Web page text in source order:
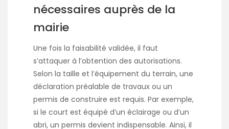
nécessaires auprès de la
mairie
Une fois la faisabilité validée, il faut
s’attaquer à l’obtention des autorisations.
Selon la taille et l’équipement du terrain, une
déclaration préalable de travaux ou un
permis de construire est requis. Par exemple,
si le court est équipé d’un éclairage ou d’un
abri, un permis devient indispensable. Ainsi, il